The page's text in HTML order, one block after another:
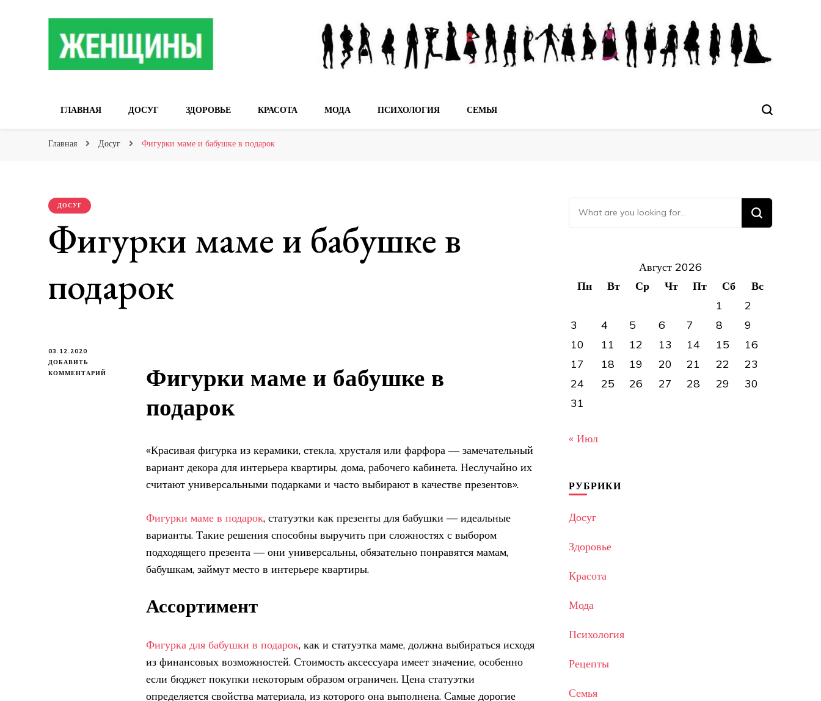
ГЛАВНАЯ ДОСУГ ЗДОРОВЬЕ КРАСОТА МОДА ПСИХОЛОГИЯ СЕМЬЯ
Главная Досуг Фигурки маме и бабушке в подарок
ДОСУГ
Фигурки маме и бабушке в
подарок
03.12.2020
ДОБАВИТЬ
КОММЕНТАРИЙ
Фигурки маме и бабушке в
подарок
«Красивая фигурка из керамики, стекла, хрусталя или фарфора — замечательный
вариант декора для интерьера квартиры, дома, рабочего кабинета. Неслучайно их
считают универсальными подарками и часто выбирают в качестве презентов».
Фигурки маме в подарок, статуэтки как презенты для бабушки — идеальные
варианты. Такие решения способны выручить при сложностях с выбором
подходящего презента — они универсальны, обязательно понравятся мамам,
бабушкам, займут место в интерьере квартиры.
Ассортимент
Фигурка для бабушки в подарок, как и статуэтка маме, должна выбираться исходя
из финансовых возможностей. Стоимость аксессуара имеет значение, особенно
если бюджет покупки некоторым образом ограничен. Цена статуэтки
определяется свойства материала, из которого она выполнена. Самые дорогие
Ищите что-то?
Август 2026
Пн
Вт Ср Чт Пт Сб
Вс
1
2
3
4 5 6 7 8
9
10
11 12 13 14 15
16
17
18 19 20 21 22
23
24
25 26 27 28 29
30
31
« Июл
РУБРИКИ
Досуг
Здоровье
Красота
Мода
Психология
Рецепты
Семья